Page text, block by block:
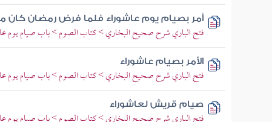
أمر بصيام يوم عاشوراء فلما فرض رمضان
فتح الباري شرح صحيح البخاري > كتاب الصوم > باب صيام يوم
الأمر بصيام عاشوراء
فتح الباري شرح صحيح البخاري > كتاب الصوم > باب صيام يوم
صيام قريش لعاشوراء